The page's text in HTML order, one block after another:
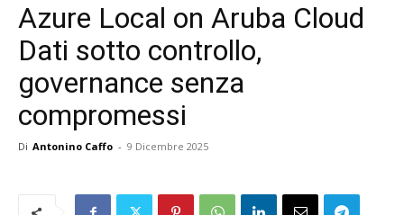
Azure Local on Aruba Cloud
Dati sotto controllo,
governance senza
compromessi
Di Antonino Caffo - 9 Dicembre 2025